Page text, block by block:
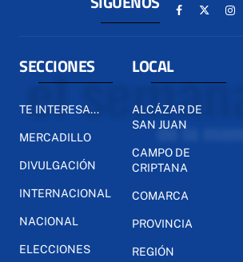
SECCIONES
TE INTERESA...
MERCADILLO
DIVULGACIÓN
INTERNACIONAL
NACIONAL
ELECCIONES
LOCAL
ALCÁZAR DE
SAN JUAN
CAMPO DE
CRIPTANA
COMARCA
PROVINCIA
REGIÓN